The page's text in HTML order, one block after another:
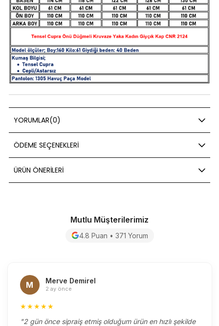
YORUMLAR(0)
ÖDEME SEÇENEKLERI
ÜRÜN ÖNERILERI
Mutlu Müşterilerimiz
4.8 Puan • 371 Yorum
M Merve Demirel
2 ay önce
★★★★★
"2 gün önce sipraiş etmiş olduğum ürün en hızlı şekilde